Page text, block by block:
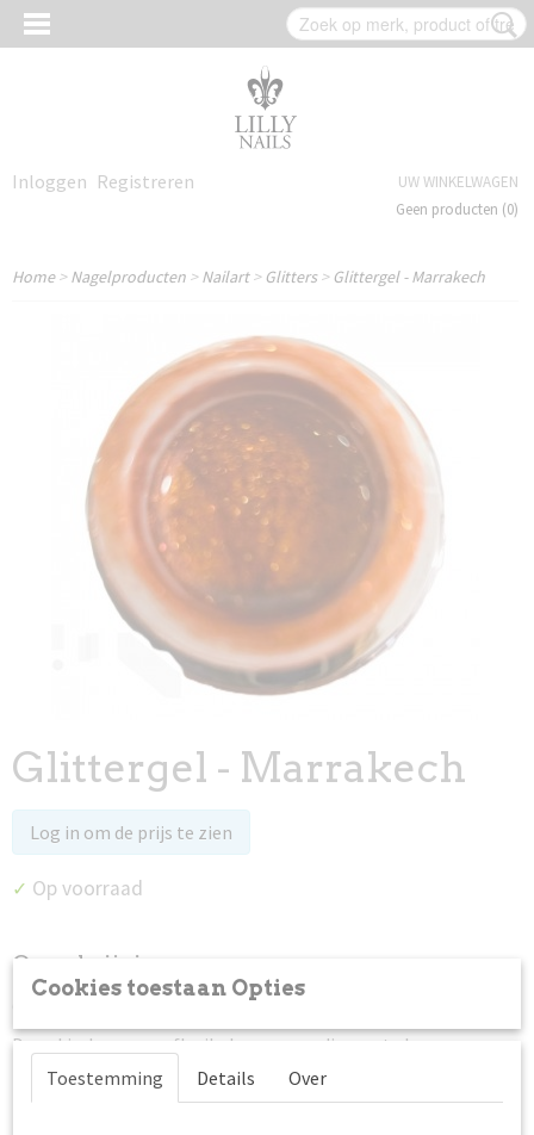
Inloggen Registreren
UW WINKELWAGEN
Geen producten (0)
Home>Nagelproducten >Nailart> Glitters> Glittergel - Marrakech
Glittergel - Marrakech
Log in om de prijs te zien
✓ Op voorraad
Omschrijving
Creëer een dramatische en glamoureuze look met Glittergels!
De gel is duurzaam, flexibel en eenvoudig aan te brengen.
Uitharden:
Cookies toestaan Opties
Toestemming Details Over